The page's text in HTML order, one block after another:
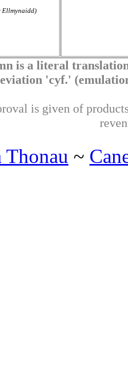
Ellmynaidd)
is a literal
'cyf.'
is given of
Thonau ~